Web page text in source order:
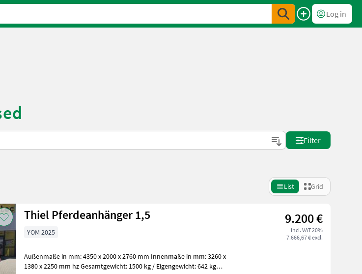
Log in
Filter
List Grid
Thiel Pferdeanhänger 1,5 9.200 €
incl. VAT 20%
7.666,67 € excl.
YOM 2025
Außenmaße in mm: 4350 x 2000 x 2760 mm Innenmaße in mm: 3260 x
1380 x 2250 mm hz Gesamtgewicht: 1500 kg / Eigengewicht: 642 kg